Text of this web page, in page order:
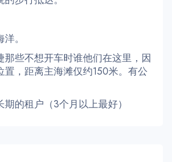
。
那些不想开车时谁他们在这里，因
置，距离主海滩仅约150米。有公
的租户（3个月以上最好）